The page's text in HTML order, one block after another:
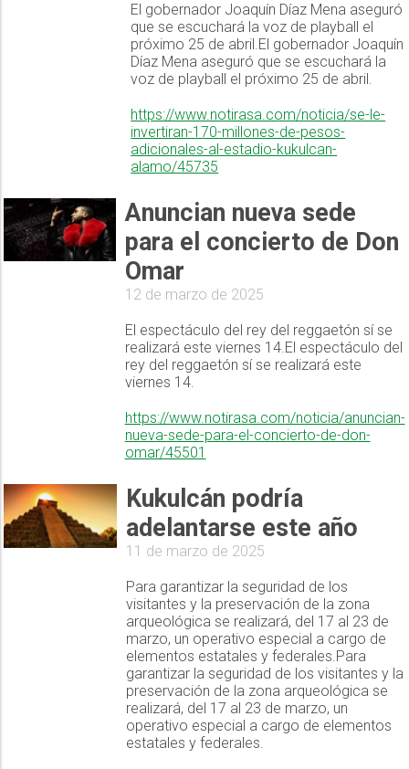
El gobernador Joaquín Díaz Mena aseguró
que se escuchará la voz de playball el
próximo 25 de abril.El gobernador Joaquín
Díaz Mena aseguró que se escuchará la
voz de playball el próximo 25 de abril.
https://www.notirasa.com/noticia/se-le-
invertiran-170-millones-de-pesos-
adicionales-al-estadio-kukulcan-
alamo/45735
Anuncian nueva sede
para el concierto de Don
Omar
12 de marzo de 2025
El espectáculo del rey del reggaetón sí se
realizará este viernes 14.El espectáculo del
rey del reggaetón sí se realizará este
viernes 14.
https://www.notirasa.com/noticia/anuncian-
nueva-sede-para-el-concierto-de-don-
omar/45501
Kukulcán podría
adelantarse este año
11 de marzo de 2025
Para garantizar la seguridad de los
visitantes y la preservación de la zona
arqueológica se realizará, del 17 al 23 de
marzo, un operativo especial a cargo de
elementos estatales y federales.Para
garantizar la seguridad de los visitantes y la
preservación de la zona arqueológica se
realizará, del 17 al 23 de marzo, un
operativo especial a cargo de elementos
estatales y federales.